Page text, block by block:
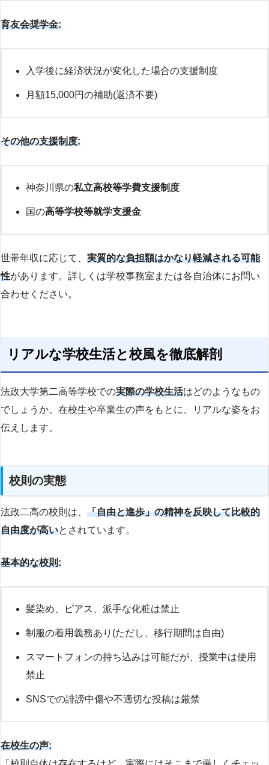
育友会奨学金:
入学後に経済状況が変化した場合の支援制度
月額15,000円の補助(返済不要)
その他の支援制度:
神奈川県の私立高校等学費支援制度
国の高等学校等就学支援金
世帯年収に応じて、 実質的な負担額はかなり軽減される可能
性があります。詳しくは学校事務室または各自治体にお問い
合わせください。
リアルな学校生活と校風を徹底解剖
法政大学第二高等学校での実際の学校生活はどのようなもの
でしょうか。在校生や卒業生の声をもとに、リアルな姿をお
伝えします。
校則の実態
法政二高の校則は、 「自由と進歩」の精神を反映して比較的
自由度が高いとされています。
基本的な校則:
髪染め、ピアス、派手な化粧は禁止
制服の着用義務あり(ただし、移行期間は自由)
スマートフォンの持ち込みは可能だが、授業中は使用
禁止
SNSでの誹謗中傷や不適切な投稿は厳禁
在校生の声: